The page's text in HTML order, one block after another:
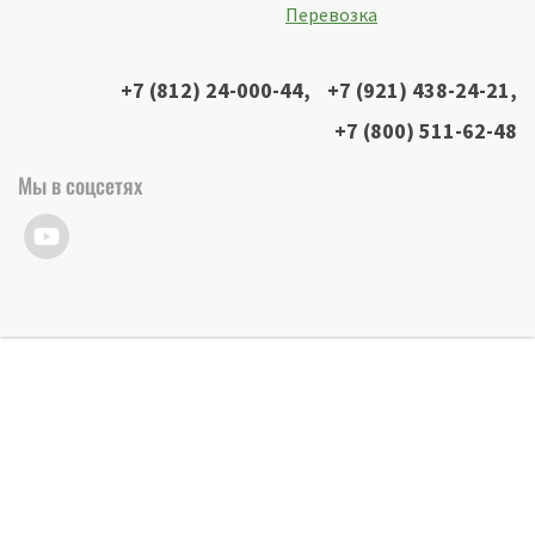
Перевозка
+7 (812) 24-000-44, +7 (921) 438-24-21,
+7 (800) 511-62-48
Мы в соцсетях